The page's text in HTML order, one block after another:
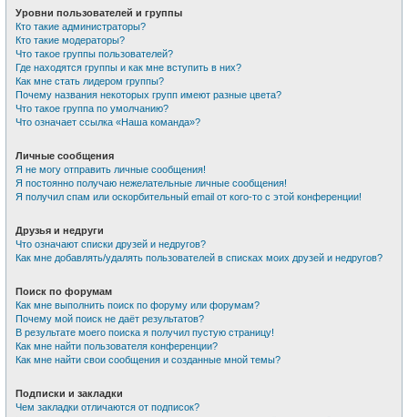
Уровни пользователей и группы
Кто такие администраторы?
Кто такие модераторы?
Что такое группы пользователей?
Где находятся группы и как мне вступить в них?
Как мне стать лидером группы?
Почему названия некоторых групп имеют разные цвета?
Что такое группа по умолчанию?
Что означает ссылка «Наша команда»?
Личные сообщения
Я не могу отправить личные сообщения!
Я постоянно получаю нежелательные личные сообщения!
Я получил спам или оскорбительный email от кого-то с этой конференции!
Друзья и недруги
Что означают списки друзей и недругов?
Как мне добавлять/удалять пользователей в списках моих друзей и недругов?
Поиск по форумам
Как мне выполнить поиск по форуму или форумам?
Почему мой поиск не даёт результатов?
В результате моего поиска я получил пустую страницу!
Как мне найти пользователя конференции?
Как мне найти свои сообщения и созданные мной темы?
Подписки и закладки
Чем закладки отличаются от подписок?